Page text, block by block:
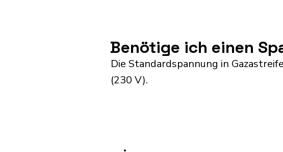
Benötige ich einen
Die Standardspannung in
(230 V).